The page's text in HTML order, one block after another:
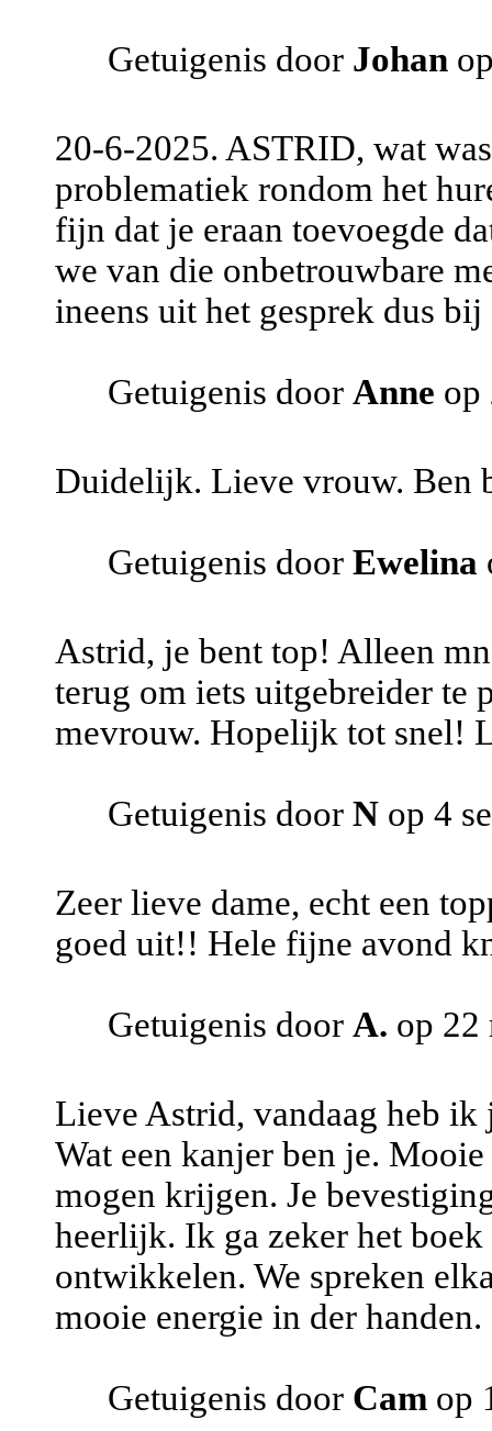
Getuigenis door Johan
20-6-2025. ASTRID, wat
problematiek rondom het
fijn dat je eraan toevoegde
we van die onbetrouwbare
ineens uit het gesprek dus
Getuigenis door Anne op
Duidelijk. Lieve vrouw. Ben
Getuigenis door Ewelina
Astrid, je bent top! Alleen
terug om iets uitgebreider te
mevrouw. Hopelijk tot snel!
Getuigenis door N op 4
Zeer lieve dame, echt een
goed uit!! Hele fijne avond
Getuigenis door A. op 22
Lieve Astrid, vandaag heb ik
Wat een kanjer ben je.
mogen krijgen. Je
heerlijk. Ik ga zeker het
ontwikkelen. We spreken
mooie energie in der handen.
Getuigenis door Cam op